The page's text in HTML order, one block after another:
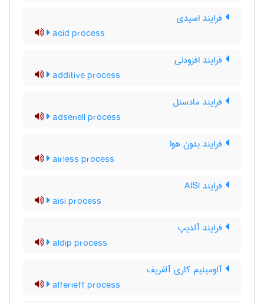
فرایند اسیدی
acid process
فرایند افزودنی
additive process
فرایند مادسنل
adsenell process
فرایند بدون هوا
airless process
فرایند AISI
aisi process
فرایند آلدیپ
aldip process
آلومینیم کاری آلفریف
alferieff process